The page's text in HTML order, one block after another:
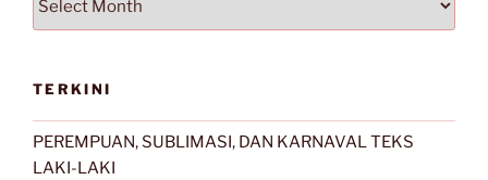
TERKINI
PEREMPUAN, SUBLIMASI, DAN KARNAVAL TEKS
LAKI-LAKI